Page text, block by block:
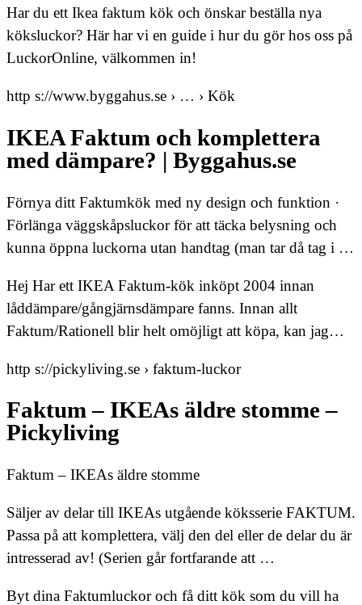
Har du ett Ikea faktum kök och önskar beställa nya
köksluckor? Här har vi en guide i hur du gör hos oss på
LuckorOnline, välkommen in!
http s://www.byggahus.se › … › Kök
IKEA Faktum och komplettera
med dämpare? | Byggahus.se
Förnya ditt Faktumkök med ny design och funktion ·
Förlänga väggskåpsluckor för att täcka belysning och
kunna öppna luckorna utan handtag (man tar då tag i …
Hej Har ett IKEA Faktum-kök inköpt 2004 innan
låddämpare/gångjärnsdämpare fanns. Innan allt
Faktum/Rationell blir helt omöjligt att köpa, kan jag…
http s://pickyliving.se › faktum-luckor
Faktum – IKEAs äldre stomme –
Pickyliving
Faktum – IKEAs äldre stomme
Säljer av delar till IKEAs utgående köksserie FAKTUM.
Passa på att komplettera, välj den del eller de delar du är
intresserad av! (Serien går fortfarande att …
Byt dina Faktumluckor och få ditt kök som du vill ha